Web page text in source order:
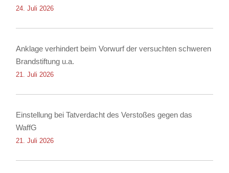
24. Juli 2026
Anklage verhindert beim Vorwurf der versuchten schweren
Brandstiftung u.a.
21. Juli 2026
Einstellung bei Tatverdacht des Verstoßes gegen das
WaffG
21. Juli 2026